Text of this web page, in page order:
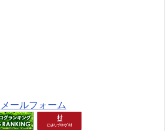
メールフォーム